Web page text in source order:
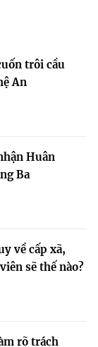
trôi cầu
An
Huân
Ba
về cấp xã,
sẽ thế nào?
rõ trách